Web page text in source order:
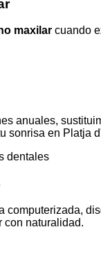
maxilar cuando
anuales,
sonrisa en Platja
computerizada,
con naturalidad.